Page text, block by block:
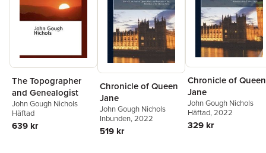
The Topographer
and Genealogist
John Gough Nichols
Häftad
639 kr
Chronicle of Queen
Jane
John Gough Nichols
Inbunden, 2022
519 kr
Chronicle of Queen
Jane
John Gough Nichols
Häftad, 2022
329 kr